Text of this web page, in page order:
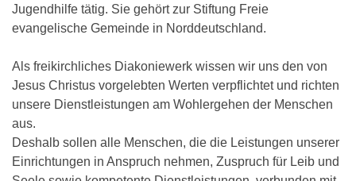
Jugendhilfe tätig. Sie gehört zur Stiftung Freie
evangelische Gemeinde in Norddeutschland.
Als freikirchliches Diakoniewerk wissen wir uns den von
Jesus Christus vorgelebten Werten verpflichtet und richten
unsere Dienstleistungen am Wohlergehen der Menschen
aus.
Deshalb sollen alle Menschen, die die Leistungen unserer
Einrichtungen in Anspruch nehmen, Zuspruch für Leib und